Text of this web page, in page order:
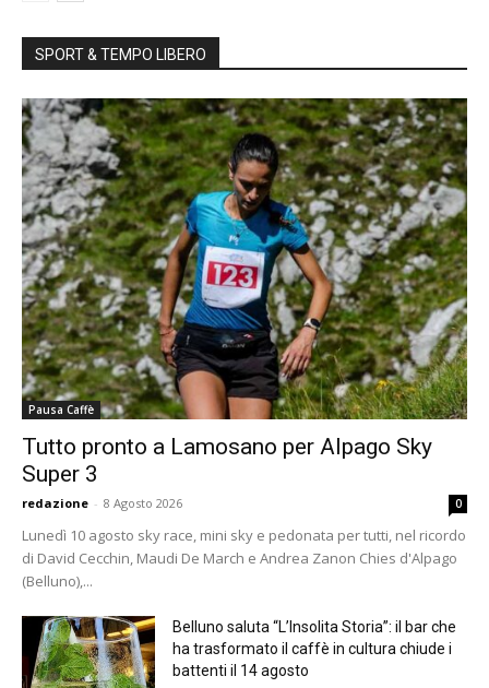
SPORT & TEMPO LIBERO
Pausa Caffè
Tutto pronto a Lamosano per Alpago Sky
Super 3
redazione - 8 Agosto 2026 0
Lunedì 10 agosto sky race, mini sky e pedonata per tutti, nel ricordo
di David Cecchin, Maudi De March e Andrea Zanon Chies d'Alpago
(Belluno),...
Belluno saluta “L’Insolita Storia”: il bar che
ha trasformato il caffè in cultura chiude i
battenti il 14 agosto